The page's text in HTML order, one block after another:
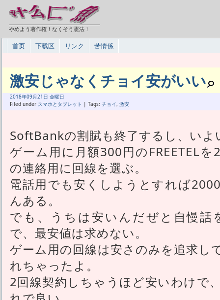
やめよう著作権！なくそう憲法！
首页 下载区 リンク 苦情係
激安じゃなくチョイ安がいい
2018年09月21日 金曜日
Filed under スマホとタブレット | Tags: チョイ, 激安
SoftBankの割賦も終了するし、い
ゲーム用に月額300円のFREETEL
の連絡用に回線を選ぶ。
電話用でも安くしようとすれば
んある。
でも、うちは安いんだぜと自慢
で、最安値は求めない。
ゲーム用の回線は安さのみを追求し
れちゃったよ。
2回線契約しちゃうほど安いわけで